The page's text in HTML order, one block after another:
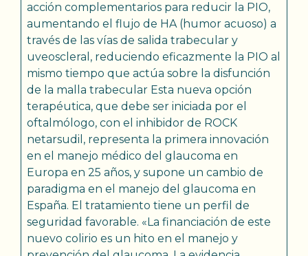
acción complementarios para reducir la PIO,
aumentando el flujo de HA (humor acuoso) a
través de las vías de salida trabecular y
uveoscleral, reduciendo eficazmente la PIO al
mismo tiempo que actúa sobre la disfunción
de la malla trabecular Esta nueva opción
terapéutica, que debe ser iniciada por el
oftalmólogo, con el inhibidor de ROCK
netarsudil, representa la primera innovación
en el manejo médico del glaucoma en
Europa en 25 años, y supone un cambio de
paradigma en el manejo del glaucoma en
España. El tratamiento tiene un perfil de
seguridad favorable. «La financiación de este
nuevo colirio es un hito en el manejo y